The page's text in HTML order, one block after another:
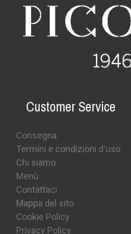
Customer Service
Consegna
Termini e condizioni d'uso
Chi siamo
Menù
Contattaci
Mappa del sito
Cookie Policy
Privacy Policy